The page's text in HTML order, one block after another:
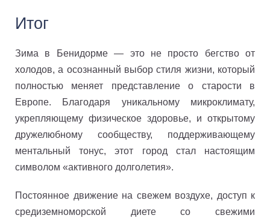
Итог
Зима в Бенидорме — это не просто бегство от
холодов, а осознанный выбор стиля жизни, который
полностью меняет представление о старости в
Европе. Благодаря уникальному микроклимату,
укрепляющему физическое здоровье, и открытому
дружелюбному сообществу, поддерживающему
ментальный тонус, этот город стал настоящим
символом «активного долголетия».
Постоянное движение на свежем воздухе, доступ к
средиземноморской диете со свежими